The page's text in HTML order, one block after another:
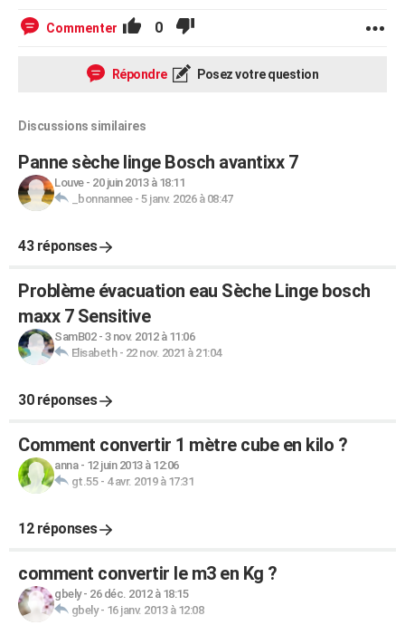
Commenter 0
Répondre Posez votre question
Discussions similaires
Panne sèche linge Bosch avantixx 7
Louve- 20 juin 2013 à 18:11
_bonnannee- 5 janv. 2026 à 08:47
43 réponses
Problème évacuation eau Sèche Linge bosch
maxx 7 Sensitive
SamB02- 3 nov. 2012 à 11:06
Elisabeth- 22 nov. 2021 à 21:04
30 réponses
Comment convertir 1 mètre cube en kilo ?
anna- 12 juin 2013 à 12:06
gt.55- 4 avr. 2019 à 17:31
12 réponses
comment convertir le m3 en Kg ?
gbely- 26 déc. 2012 à 18:15
gbely- 16 janv. 2013 à 12:08